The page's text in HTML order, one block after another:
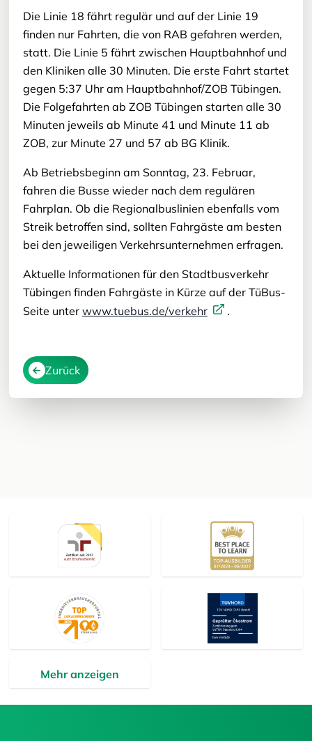
Die Linie 18 fährt regulär und auf der Linie 19
finden nur Fahrten, die von RAB gefahren werden,
statt. Die Linie 5 fährt zwischen Hauptbahnhof und
den Kliniken alle 30 Minuten. Die erste Fahrt startet
gegen 5:37 Uhr am Hauptbahnhof/ZOB Tübingen.
Die Folgefahrten ab ZOB Tübingen starten alle 30
Minuten jeweils ab Minute 41 und Minute 11 ab
ZOB, zur Minute 27 und 57 ab BG Klinik.
Ab Betriebsbeginn am Sonntag, 23. Februar,
fahren die Busse wieder nach dem regulären
Fahrplan. Ob die Regionalbuslinien ebenfalls vom
Streik betroffen sind, sollten Fahrgäste am besten
bei den jeweiligen Verkehrsunternehmen erfragen.
Aktuelle Informationen für den Stadtbusverkehr
Tübingen finden Fahrgäste in Kürze auf der TüBus-
Seite unter www.tuebus.de/verkehr .
Zurück
Mehr anzeigen